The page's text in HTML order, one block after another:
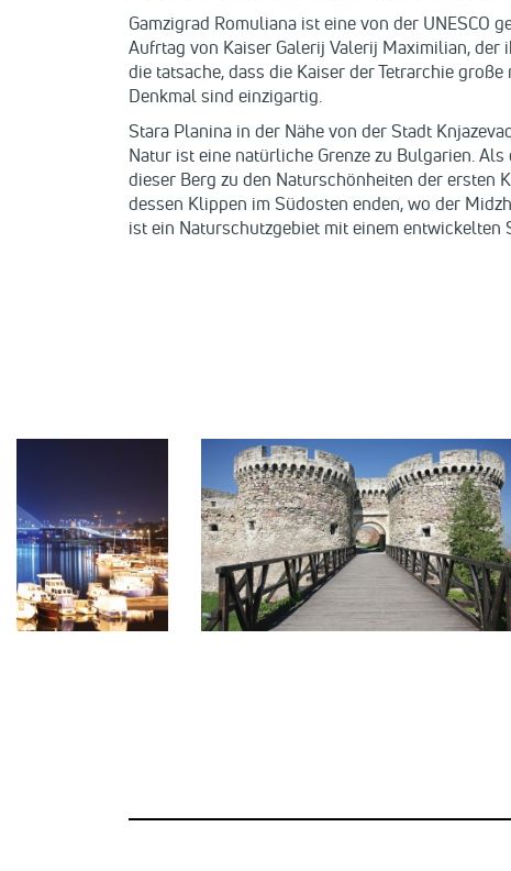
Gamzigrad Romuliana ist eine von der UNESCO
Aufrtag von Kaiser Galerij Valerij Maximilian, der
die tatsache, dass die Kaiser der Tetrarchie
Denkmal sind einzigartig.
Stara Planina in der Nähe von der Stadt
Natur ist eine natürliche Grenze zu Bulgarien.
dieser Berg zu den Naturschönheiten der ersten
dessen Klippen im Südosten enden, wo der
ist ein Naturschutzgebiet mit einem entwickelten